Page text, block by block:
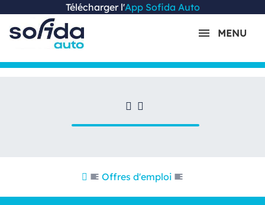
Télécharger l'App Sofida Auto
MENU
Offres d'emploi